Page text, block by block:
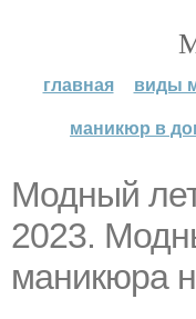
главная виды
маникюр в
Модный
2023.
маникюра